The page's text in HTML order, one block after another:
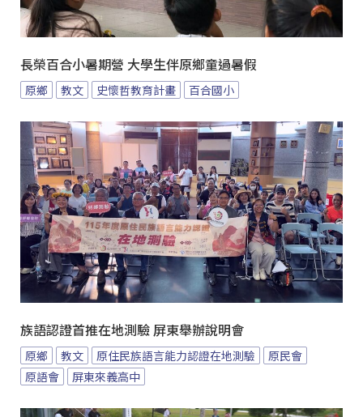
長榮百合小暑期營 大學生伴原鄉童過暑假
原鄉 教文 史懷哲教育計畫 百合國小
族語認證首推在地測驗 屏東舉辦說明會
原鄉 教文 原住民族語言能力認證在地測驗
原民會
原語會
屏東來義高中